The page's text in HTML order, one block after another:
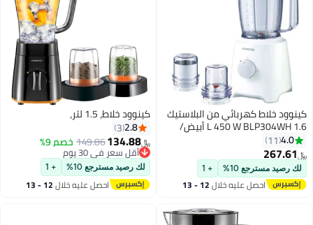
خلاط كهربائي من البلاستيك
1.6 L 450 W BLP304WH أبيض/
11
مسترجع 10% + 1
احصل عليه خلال 12 - 13
كينوود خلاط، 1.5 لتر،
2.8
3
134.88
149.86خصم 9%
أقل سعر في 30 يوم
أقل سعر في 30 يوم
لك رصيد مسترجع 10% + 1
احصل عليه خلال 12 - 13